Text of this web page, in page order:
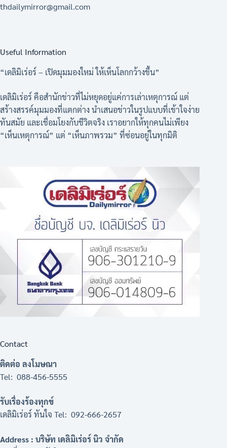
thdailymirror@gmail.com
Useful Information
“เดลิมิเร่อร์ – เปิดมุมมองใหม่ ให้เห็นโลกกว้างขึ้น”
เดลิมิเร่อร์ คือสำนักข่าวที่ไม่หยุดอยู่แค่การเล่าเหตุการณ์ แต่
สร้างสรรค์มุมมองที่แตกต่าง นำเสนอข่าวในรูปแบบที่เข้าใจง่าย
ทันสมัย และเชื่อมโยงกับชีวิตจริง เราอยากให้ทุกคนไม่เพียง
“เห็นเหตุการณ์” แต่ “เห็นภาพรวม” ที่ซ่อนอยู่ในทุกมิติ
Contact
ติดต่อ ลงโมษณา
Tel: 088-456-5555
รับเรื่องร้องทุกข์
เดลิมิเร่อร์ ทันใจ Tel: 092-666-2657
Address : บริษัท เดลิมิเร่อร์ นิว จำกัด